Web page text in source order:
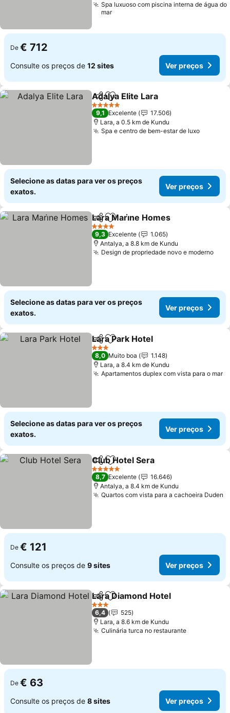
Spa luxuoso com piscina interna de água do
mar
De € 712
Consulte os preços de 12 sites Ver preços
PartilharAdicionar aos favoritos
Adalya Elite Lara
5 Estrelas
9,1 Excelente
17.506
Lara, a 0.5 km de Kundu
Spa e centro de bem-estar de luxoVer
Selecione as datas para ver os preços
exatos.
Ver preços
PartilharAdicionar aos favoritos
Lara Mari̇ne Homes
4 Estrelas
9,3 Excelente
1.065
Antalya, a 8.8 km de Kundu
Design de propriedade novo e modernoVer
Selecione as datas para ver os preços
exatos.
Ver preços
PartilharAdicionar aos favoritos
Lara Park Hotel
3 Estrelas
8,0 Muito boa
1.148
Lara, a 8.4 km de Kundu
Apartamentos duplex com vista para o mar
Selecione as datas para ver os preços
exatos.
Ver preços
PartilharAdicionar aos favoritos
Club Hotel Sera
5 Estrelas
8,7 Excelente
16.646
Antalya, a 8.4 km de Kundu
Quartos com vista para a cachoeira Duden
De € 121
Consulte os preços de 9 sites Ver preços
PartilharAdicionar aos favoritos
Lara Diamond Hotel
3 Estrelas
6,4
525
Lara, a 8.6 km de Kundu
Culinária turca no restauranteVer preços
De € 63
Consulte os preços de 8 sites Ver preços